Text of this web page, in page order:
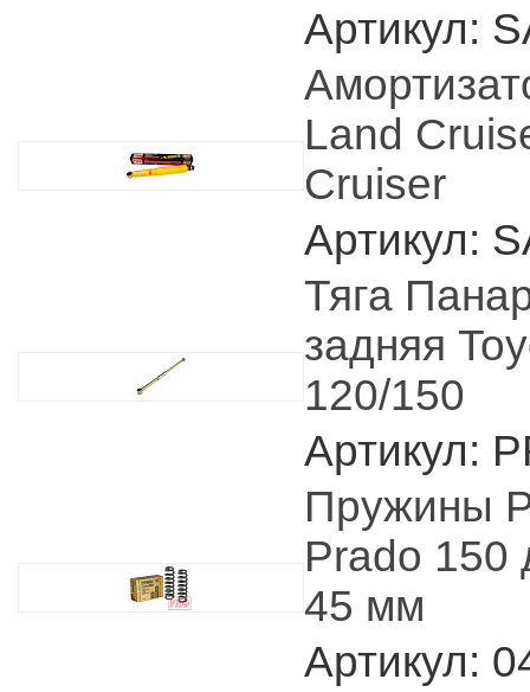
Артикул:
Land
Cruiser
Артикул:
Тяга
задняя
120/150
Артикул:
Пружины
Prado 150
45 мм
Артикул: